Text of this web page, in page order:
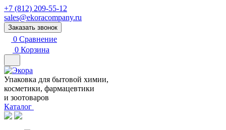
+7 (812) 209-55-12
sales@ekoracompany.ru
Заказать звонок
0 Сравнение
0 Корзина
Упаковка для бытовой химии,
косметики, фармацевтики
и зоотоваров
Каталог